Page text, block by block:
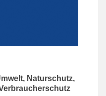
Naturschutz,